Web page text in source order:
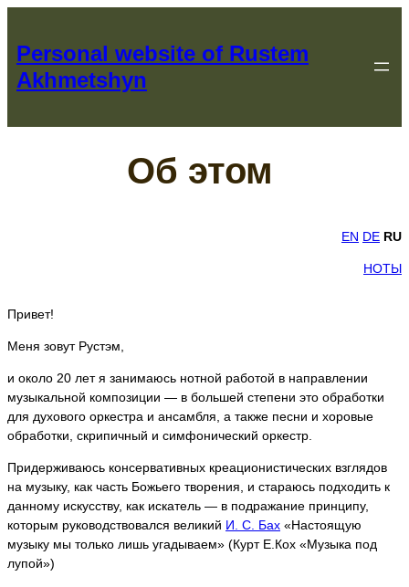
содержимому
Personal website of Rustem
Akhmetshyn
Об этом
EN DE RU
НОТЫ
Привет!
Меня зовут Рустэм,
и около 20 лет я занимаюсь нотной работой в направлении
музыкальной композиции — в большей степени это обработки
для духового оркестра и ансамбля, а также песни и хоровые
обработки, скрипичный и симфонический оркестр.
Придерживаюсь консервативных креационистических взглядов
на музыку, как часть Божьего творения, и стараюсь подходить к
данному искусству, как искатель — в подражание принципу,
которым руководствовался великий И. С. Бах «Настоящую
музыку мы только лишь угадываем» (Курт Е.Кох «Музыка под
лупой»)